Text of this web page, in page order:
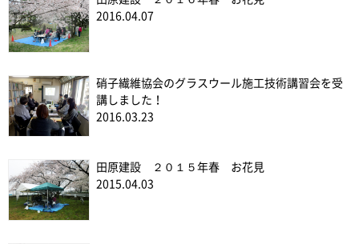
2016.04.07
硝子繊維協会のグラスウール施工技術講習会を受
講しました！
2016.03.23
田原建設 ２０１５年春 お花見
2015.04.03